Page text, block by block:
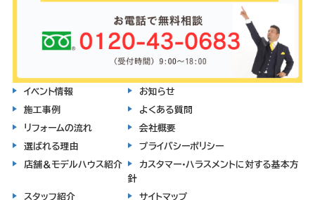
イベント情報
施工事例
リフォームの流れ
選ばれる理由
店舗＆モデルハウス紹介
スタッフ紹介
お知らせ
よくある質問
会社概要
プライバシーポリシー
カスタマー・ハラスメントに対する基本方
針
サイトマップ